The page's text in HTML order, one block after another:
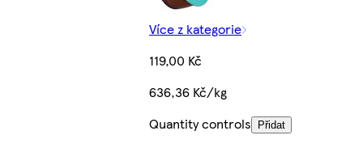
Více z kategorie
119,00 Kč
636,36 Kč/kg
Quantity controls
Přidat